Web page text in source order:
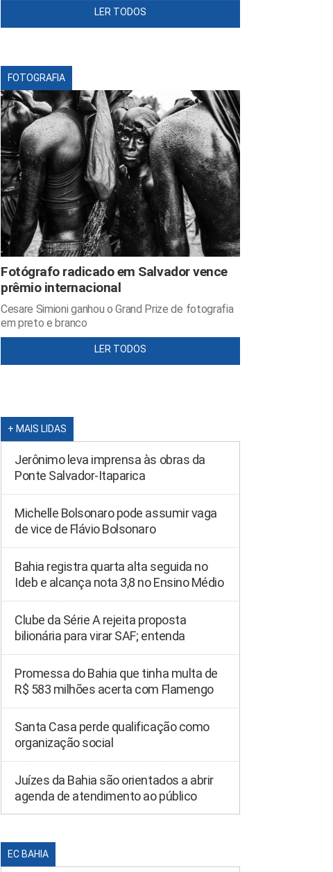
LER TODOS
FOTOGRAFIA
Fotógrafo radicado em Salvador vence
prêmio internacional
Cesare Simioni ganhou o Grand Prize de fotografia
em preto e branco
LER TODOS
+ MAIS LIDAS
Jerônimo leva imprensa às obras da
Ponte Salvador-Itaparica
Michelle Bolsonaro pode assumir vaga
de vice de Flávio Bolsonaro
Bahia registra quarta alta seguida no
Ideb e alcança nota 3,8 no Ensino Médio
Clube da Série A rejeita proposta
bilionária para virar SAF; entenda
Promessa do Bahia que tinha multa de
R$ 583 milhões acerta com Flamengo
Santa Casa perde qualificação como
organização social
Juízes da Bahia são orientados a abrir
agenda de atendimento ao público
EC BAHIA